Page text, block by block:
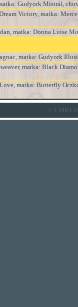
Gudyork Mistrál,
Victory, matka:
, matka: Donna Luise
, matka: Gudyork
, matka: Black
, matka: Butterfly
©